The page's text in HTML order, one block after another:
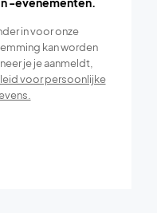
in voor onze
kan worden
je je aanmeldt,
voor persoonlijke